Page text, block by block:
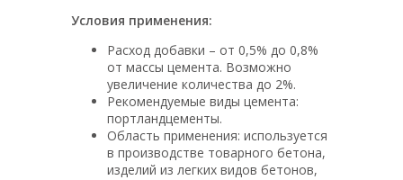
Условия применения:
Расход добавки – от 0,5% до 0,8%
от массы цемента. Возможно
увеличение количества до 2%.
Рекомендуемые виды цемента:
портландцементы.
Область применения: используется
в производстве товарного бетона,
изделий из легких видов бетонов,